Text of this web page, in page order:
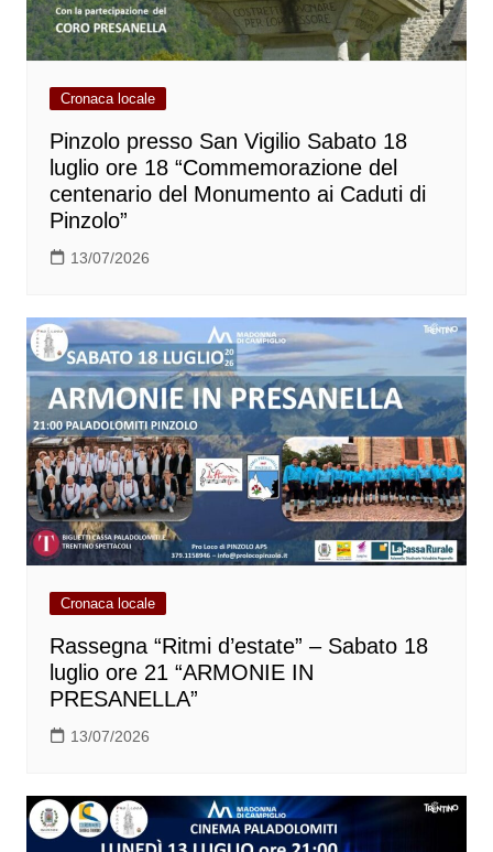
Cronaca locale
Pinzolo presso San Vigilio Sabato 18
luglio ore 18 “Commemorazione del
centenario del Monumento ai Caduti di
Pinzolo”
13/07/2026
Cronaca locale
Rassegna “Ritmi d’estate” – Sabato 18
luglio ore 21 “ARMONIE IN
PRESANELLA”
13/07/2026